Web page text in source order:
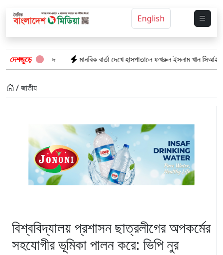
English
দেশজুড়ে
জব্দ মানবিক বার্তা দেখে হাসপাতালে ফখরুল ইসলাম খান সিআইপি
/ জাতীয়
বিশ্ববিদ্যালয় প্রশাসন ছাত্রলীগের অপকর্মের
সহযোগীর ভূমিকা পালন করে: ভিপি নুর